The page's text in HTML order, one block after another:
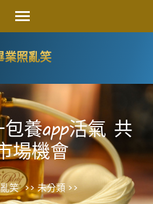
業照亂笑
養app活氣 共
場機會
笑 >> 未分類 >>